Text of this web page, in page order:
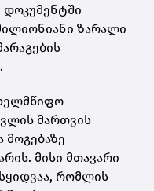
დოკუმენტში
ზარალი
მართვის
მოგებაზე
მისი მთავარი
რომლის